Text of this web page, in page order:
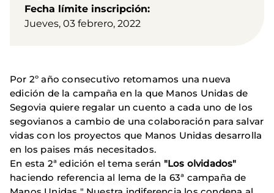
Fecha límite inscripción
Jueves, 03 febrero, 2022
Por 2º año consecutivo retomamos una nueva
edición de la campaña en la que Manos Unidas de
Segovia quiere regalar un cuento a cada uno de los
segovianos a cambio de una colaboración para salvar
vidas con los proyectos que Manos Unidas desarrolla
en los paises más necesitados.
En esta 2ª edición el tema serán "Los olvidados"
haciendo referencia al lema de la 63ª campaña de